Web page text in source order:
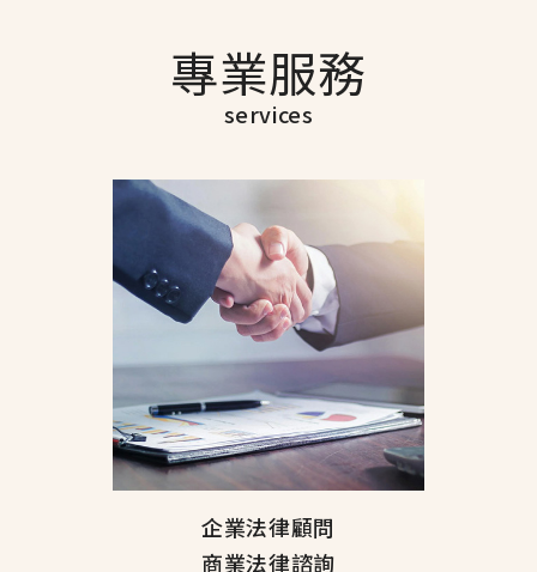
專業服務
services
企業法律顧問
商業法律諮詢